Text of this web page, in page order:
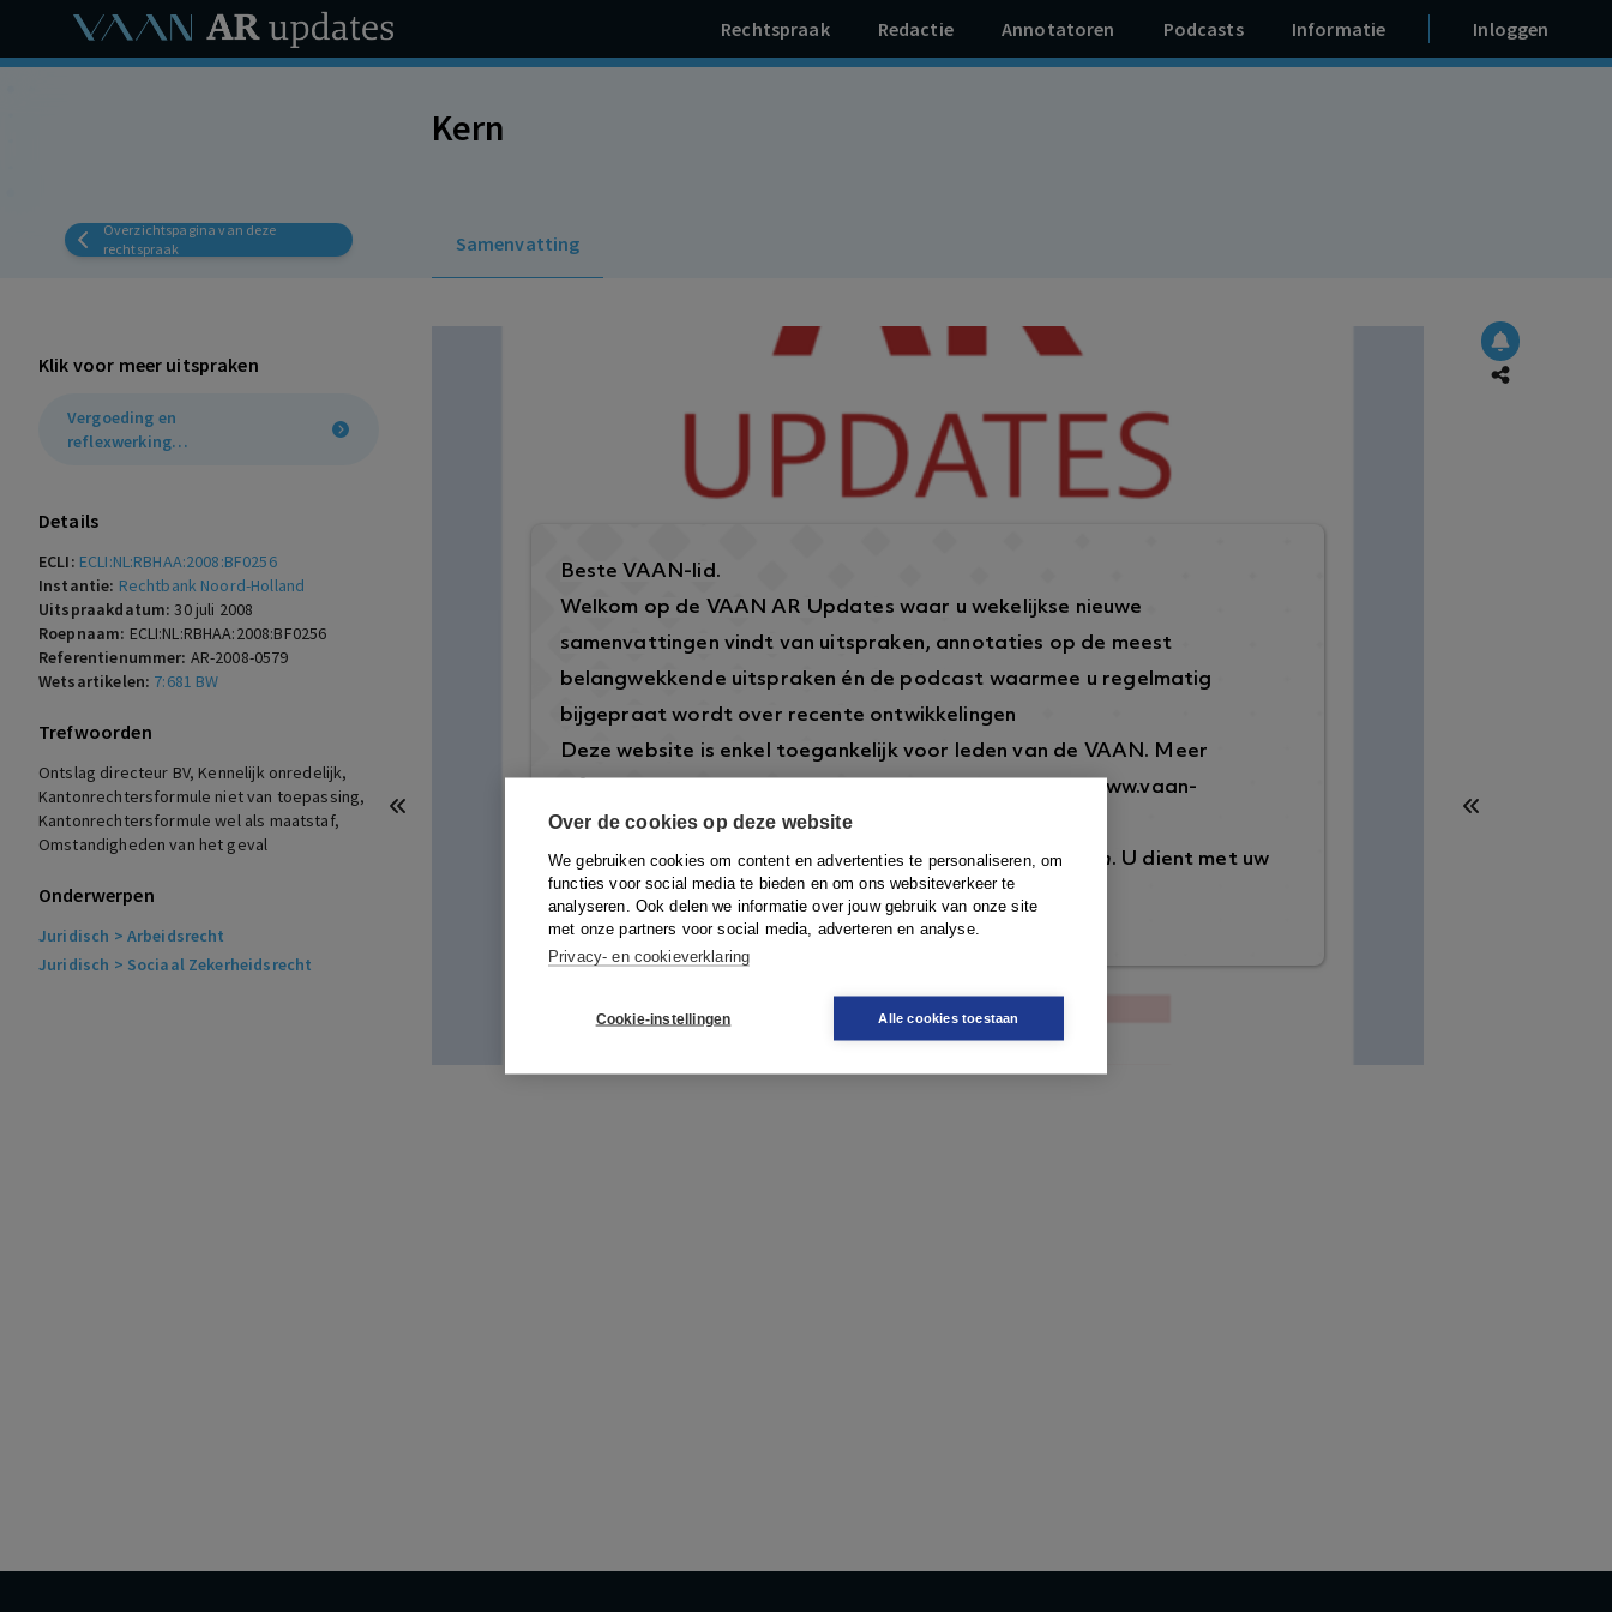
Over de cookies op deze website
We gebruiken cookies om content en advertenties te personaliseren, om
functies voor social media te bieden en om ons websiteverkeer te
analyseren. Ook delen we informatie over jouw gebruik van onze site
met onze partners voor social media, adverteren en analyse.
Privacy- en cookieverklaring
Cookie-instellingen Alle cookies toestaan
Rechtspraak Redactie Annotatoren Podcasts Informatie Inloggen
Overzichtspagina van deze
rechtspraak
Kern
Samenvatting
Klik voor meer uitspraken
Vergoeding en
reflexwerking
Details
ECLI: ECLI:NL:RBHAA:2008:BF0256
Instantie: Rechtbank Noord-Holland
Uitspraakdatum:30 juli 2008
Roepnaam: ECLI:NL:RBHAA:2008:BF0256
Referentienummer: AR-2008-0579
Wetsartikelen: 7:681 BW
Trefwoorden
Ontslag directeur BV, Kennelijk onredelijk,
Kantonrechtersformule niet van toepassing,
Kantonrechtersformule wel als maatstaf,
Omstandigheden van het geval
Onderwerpen
Juridisch > Arbeidsrecht
Juridisch > Sociaal Zekerheidsrecht
Beste VAAN-lid.
Welkom op de VAAN AR Updates waar u wekelijkse nieuwe
samenvattingen vindt van uitspraken, annotaties op de meest
belangwekkende uitspraken én de podcast waarmee u regelmatig
bijgepraat wordt over recente ontwikkelingen
Deze website is enkel toegankelijk voor leden van de VAAN. Meer
https://www.vaan-
arbeidsrecht.nl/.
Om in te loggen klikt u rechtsboven op de knopInloggen. U dient met uw
VAAN-account in te loggen om toegang te krijgen.